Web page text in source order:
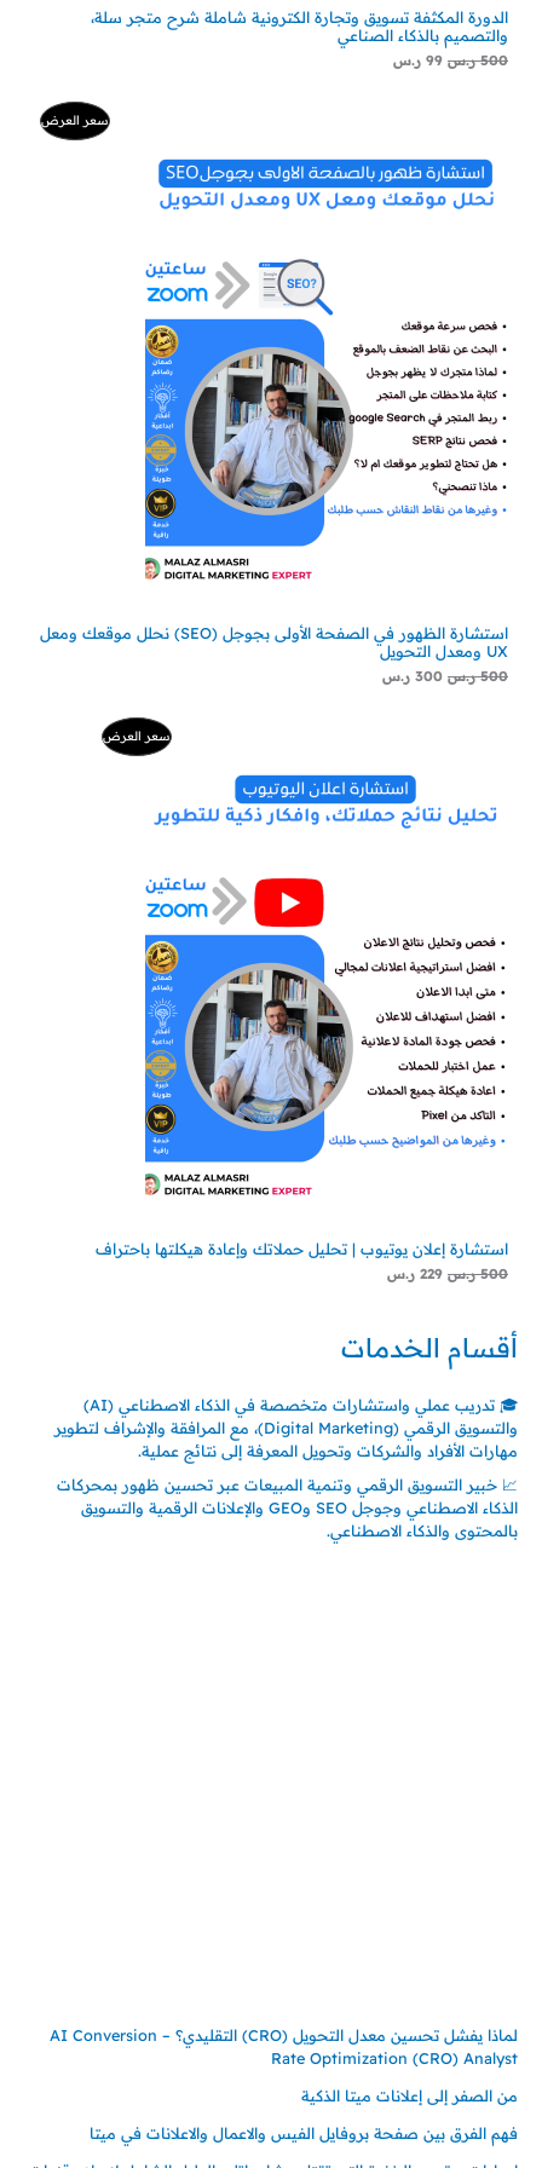
الدورة المكثفة تسويق وتجارة الكترونية شاملة شرح متجر سلة،
والتصميم بالذكاء الصناعي
500 ر.س 99 ر.س
سعر العرضمنتج
استشارة الظهور في الصفحة الأولى بجوجل (SEO) نحلل موقعك ومعل
UX ومعدل التحويل
500 ر.س
500 ر.س.
300 ر.س
300 ر.س.
سعر العرضمنتج
استشارة إعلان يوتيوب | تحليل حملاتك وإعادة هيكلتها باحتراف
500 ر.س 229 ر.س
229 ر.س.
أقسام الخدمات
🎓 تدريب عملي واستشارات متخصصة في الذكاء الاصطناعي (AI)
والتسويق الرقمي (Digital Marketing)، مع المرافقة والإشراف لتطوير
مهارات الأفراد والشركات وتحويل المعرفة إلى نتائج عملية.
📈 خبير التسويق الرقمي وتنمية المبيعات عبر تحسين ظهور بمحركات
الذكاء الاصطناعي وجوجل SEO وGEO والإعلانات الرقمية والتسويق
بالمحتوى والذكاء الاصطناعي.
لماذا يفشل تحسين معدل التحويل (CRO) التقليدي؟ – AI Conversion
Rate Optimization (CRO) Analyst
من الصفر إلى إعلانات ميتا الذكية
فهم الفرق بين صفحة بروفايل الفيس والاعمال والاعلانات في ميتا